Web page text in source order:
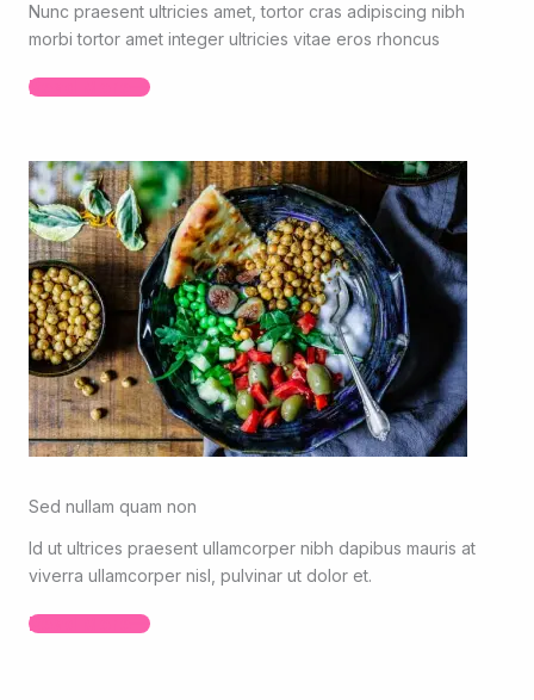
Nunc praesent ultricies amet, tortor cras adipiscing nibh
morbi tortor amet integer ultricies vitae eros rhoncus
Read More
Sed nullam quam non
Id ut ultrices praesent ullamcorper nibh dapibus mauris at
viverra ullamcorper nisl, pulvinar ut dolor et.
Read More